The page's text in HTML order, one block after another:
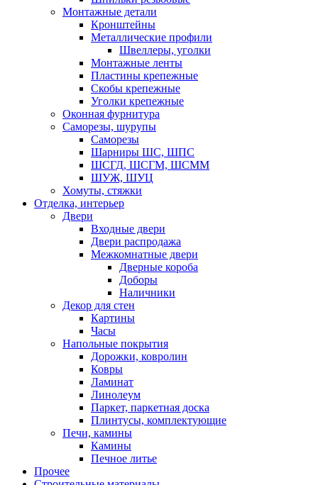
Монтажные детали
Кронштейны
Металлические профили
Швеллеры, уголки
Монтажные ленты
Пластины крепежные
Скобы крепежные
Уголки крепежные
Оконная фурнитура
Саморезы, шурупы
Саморезы
Шарниры ШС, ШПС
ШСГД, ШСГМ, ШСММ
ШУЖ, ШУЦ
Хомуты, стяжки
Отделка, интерьер
Двери
Входные двери
Двери распродажа
Межкомнатные двери
Дверные короба
Доборы
Наличники
Декор для стен
Картины
Часы
Напольные покрытия
Дорожки, ковролин
Ковры
Ламинат
Линолеум
Паркет, паркетная доска
Плинтусы, комплектующие
Печи, камины
Камины
Печное литье
Прочее